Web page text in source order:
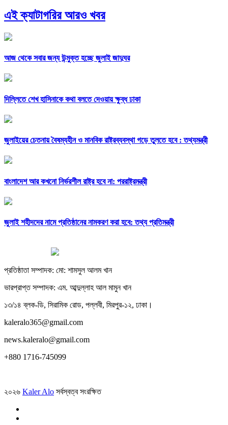
এই ক্যাটাগরির আরও খবর
আজ থেকে সবার জন্য উন্মুক্ত হচ্ছে জুলাই জাদুঘর
দিল্লিতে শেখ হাসিনাকে কথা বলতে দেওয়ায় ক্ষুব্ধ ঢাকা
জুলাইয়ের চেতনায় বৈষম্যহীন ও মানবিক রাষ্ট্রব্যবস্থা গড়ে তুলতে হবে : তথ্যমন্ত্রী
বাংলাদেশ আর কখনো নির্ভরশীল রাষ্ট্র হবে না: পররাষ্ট্রমন্ত্রী
জুলাই শহীদদের নামে প্রতিষ্ঠানের নামকরণ করা হবে: তথ্য প্রতিমন্ত্রী
প্রতিষ্ঠাতা সম্পাদক: মো: শামসুল আলম খান
ভারপ্রাপ্ত সম্পাদক: এম. আব্দুল্লাহ আল মামুন খান
১৩/১৪ ব্লক-ডি, সিরামিক রোড, পল্লবী, মিরপুর-১২, ঢাকা।
kaleralo365@gmail.com
news.kaleralo@gmail.com
+880 1716-745099
২০২৬ Kaler Alo সর্বস্বত্ব সংরক্ষিত